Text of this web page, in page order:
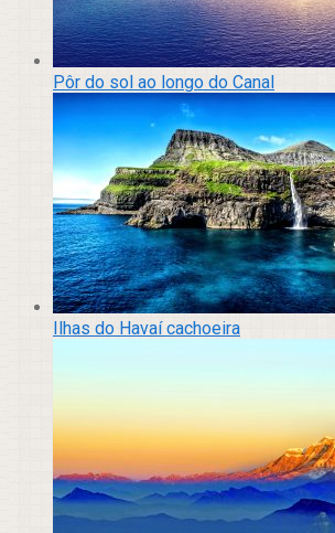
Pôr do sol ao longo do Canal
Ilhas do Havaí cachoeira